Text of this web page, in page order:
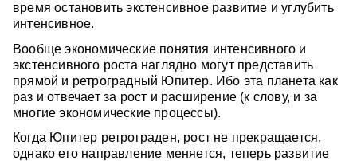
время остановить экстенсивное развитие и углубить
интенсивное.
Вообще экономические понятия интенсивного и
экстенсивного роста наглядно могут представить
прямой и ретроградный Юпитер. Ибо эта планета как
раз и отвечает за рост и расширение (к слову, и за
многие экономические процессы).
Когда Юпитер ретрограден, рост не прекращается,
однако его направление меняется, теперь развитие